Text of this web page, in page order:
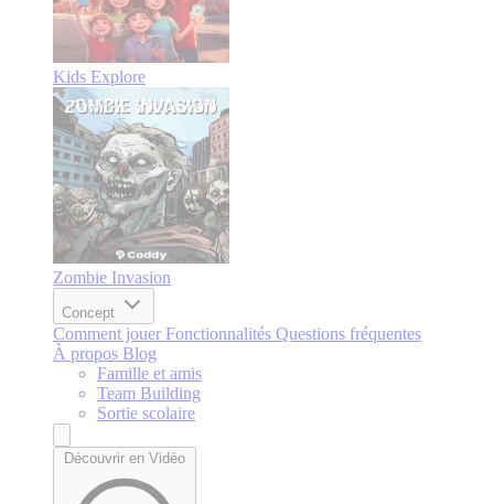
Kids Explore
Zombie Invasion
Concept
Comment jouer Fonctionnalités Questions fréquentes
À propos Blog
Famille et amis
Team Building
Sortie scolaire
Découvrir en Vidéo